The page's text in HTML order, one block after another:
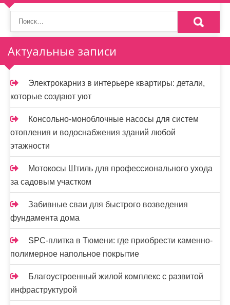
Актуальные записи
Электрокарниз в интерьере квартиры: детали,
которые создают уют
Консольно-моноблочные насосы для систем
отопления и водоснабжения зданий любой
этажности
Мотокосы Штиль для профессионального ухода
за садовым участком
Забивные сваи для быстрого возведения
фундамента дома
SPC-плитка в Тюмени: где приобрести каменно-
полимерное напольное покрытие
Благоустроенный жилой комплекс с развитой
инфраструктурой